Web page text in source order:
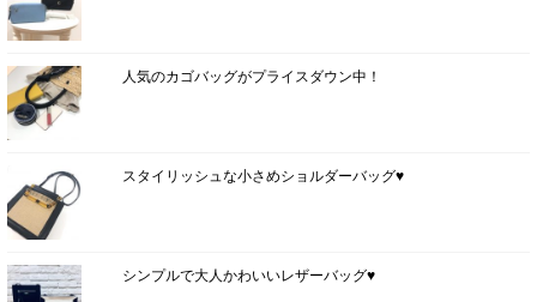
人気のカゴバッグがプライスダウン中！
スタイリッシュな小さめショルダーバッグ♥
シンプルで大人かわいいレザーバッグ♥